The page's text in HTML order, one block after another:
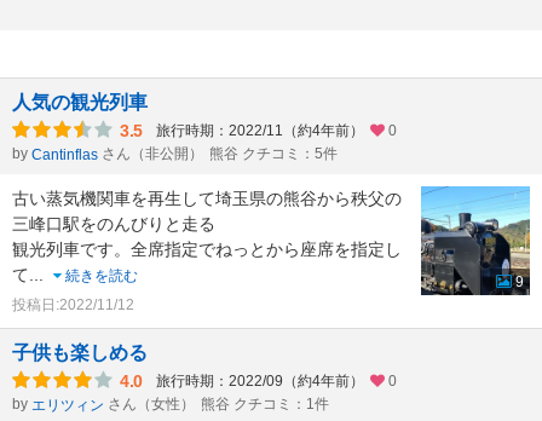
人気の観光列車
3.5 旅行時期：2022/11（約4年前）
0
by Cantinflas さん（非公開） 熊谷 クチコミ：5件
古い蒸気機関車を再生して埼玉県の熊谷から秩父の
三峰口駅をのんびりと走る
観光列車です。全席指定でねっとから座席を指定し
て
続きを読む
投稿日:2022/11/12
9
子供も楽しめる
4.0 旅行時期：2022/09（約4年前）
0
by エリツィン さん（女性） 熊谷 クチコミ：1件